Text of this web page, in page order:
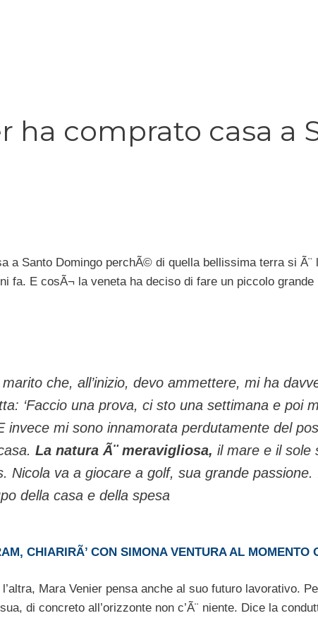
ha comprato casa a
a Santo Domingo perchÃ© di quella bellissima terra si Ã¨
fa. E cosÃ¬ la veneta ha deciso di fare un piccolo
marito che, all’inizio, devo ammettere, mi ha
‘Faccio una prova, ci sto una settimana e poi
invece mi sono innamorata perdutamente del
La natura Ã¨ meravigliosa, il mare e il sole
Nicola va a giocare a golf, sua grande passione.
della casa e della spesa
CHIARIRÃ’ CON SIMONA VENTURA AL MOMENTO
Mara Venier pensa anche al suo futuro lavorativo.
di concreto all’orizzonte non c’Ã¨ niente. Dice la